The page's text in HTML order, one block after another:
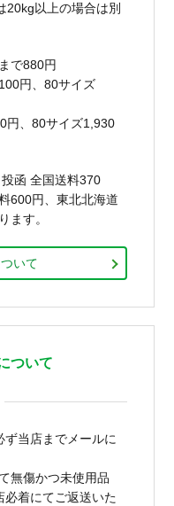
20kg以上の場合は別
で880円
円、80サイズ
円、80サイズ1,930
函 全国送料370
600円、東北北海道
ます。
いて
ついて
当店までメールに
無傷かつ未使用品
必着にてご返送いた